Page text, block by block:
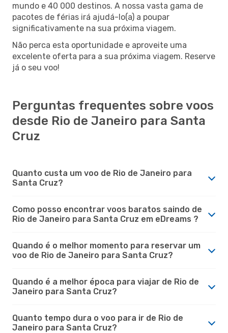
mundo e 40 000 destinos. A nossa vasta gama de
pacotes de férias irá ajudá-lo(a) a poupar
significativamente na sua próxima viagem.
Não perca esta oportunidade e aproveite uma
excelente oferta para a sua próxima viagem. Reserve
já o seu voo!
Perguntas frequentes sobre voos
desde Rio de Janeiro para Santa
Cruz
Quanto custa um voo de Rio de Janeiro para
Santa Cruz?
Como posso encontrar voos baratos saindo de
Rio de Janeiro para Santa Cruz em eDreams ?
Quando é o melhor momento para reservar um
voo de Rio de Janeiro para Santa Cruz?
Quando é a melhor época para viajar de Rio de
Janeiro para Santa Cruz?
Quanto tempo dura o voo para ir de Rio de
Janeiro para Santa Cruz?